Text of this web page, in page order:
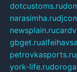
dotcustoms.ru
narasimha.ru
newsplain.ru
gbget.ru
petrovkasports.ru
york-life.ru